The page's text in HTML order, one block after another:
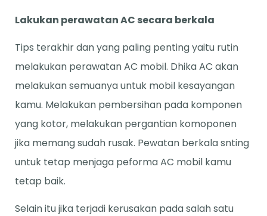
Lakukan perawatan AC secara berkala
Tips terakhir dan yang paling penting yaitu rutin
melakukan perawatan AC mobil. Dhika AC akan
melakukan semuanya untuk mobil kesayangan
kamu. Melakukan pembersihan pada komponen
yang kotor, melakukan pergantian komoponen
jika memang sudah rusak. Pewatan berkala snting
untuk tetap menjaga peforma AC mobil kamu
tetap baik.
Selain itu jika terjadi kerusakan pada salah satu